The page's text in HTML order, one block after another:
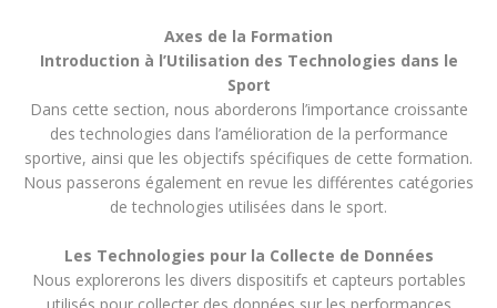
Axes de la Formation
Introduction à l’Utilisation des Technologies dans le
Sport
Dans cette section, nous aborderons l’importance croissante
des technologies dans l’amélioration de la performance
sportive, ainsi que les objectifs spécifiques de cette formation.
Nous passerons également en revue les différentes catégories
de technologies utilisées dans le sport.
Les Technologies pour la Collecte de Données
Nous explorerons les divers dispositifs et capteurs portables